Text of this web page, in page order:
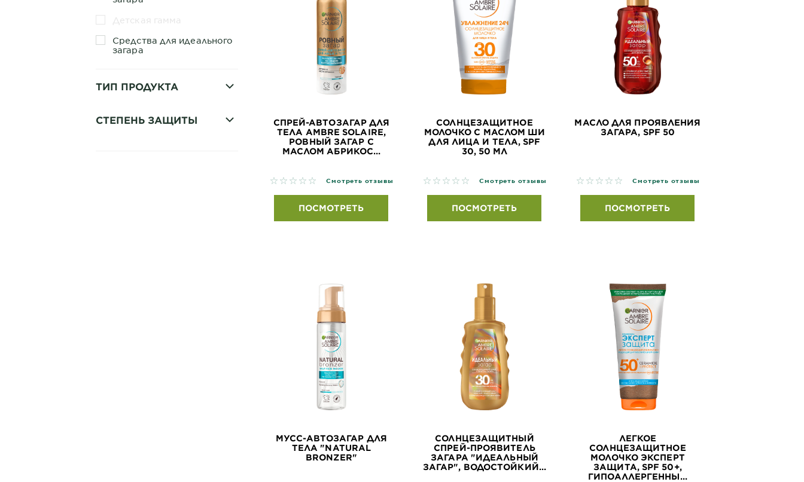
Детская гамма
Средства для идеального
загара
ТИП ПРОДУКТА
СТЕПЕНЬ ЗАЩИТЫ
СПРЕЙ-АВТОЗАГАР ДЛЯ
ТЕЛА AMBRE SOLAIRE,
РОВНЫЙ ЗАГАР С
МАСЛОМ АБРИКОС...
No reviews Смотреть отзывы
ПОСМОТРЕТЬ
СОЛНЦЕЗАЩИТНОЕ
МОЛОЧКО С МАСЛОМ ШИ
ДЛЯ ЛИЦА И ТЕЛА, SPF
30, 50 МЛ
No reviews Смотреть отзывы
ПОСМОТРЕТЬ
МАСЛО ДЛЯ ПРОЯВЛЕНИЯ
ЗАГАРА, SPF 50
No reviews Смотреть отзывы
ПОСМОТРЕТЬ
МУСС-АВТОЗАГАР ДЛЯ
ТЕЛА "NATURAL
BRONZER"
СОЛНЦЕЗАЩИТНЫЙ
СПРЕЙ-ПРОЯВИТЕЛЬ
ЗАГАРА "ИДЕАЛЬНЫЙ
ЗАГАР", ВОДОСТОЙКИЙ...
ЛЕГКОЕ
СОЛНЦЕЗАЩИТНОЕ
МОЛОЧКО ЭКСПЕРТ
ЗАЩИТА, SPF 50+,
ГИПОАЛЛЕРГЕННЫ...